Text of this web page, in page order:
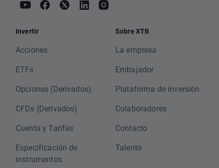
Invertir
Acciones
ETFs
Opciones (Derivados)
CFDs (Derivados)
Cuenta y Tarifas
Especificación de
instrumentos
Sobre XTB
La empresa
Embajador
Plataforma de inversión
Colaboradores
Contacto
Talento